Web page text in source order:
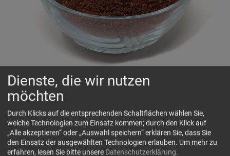
Sumach-Sommacco
🌿fein säuerlich, orientalischer Zauber
🗺 Herkunft
Sumach wird traditionell in den sonnigen Regionen des
Dienste, die wir nutzen
möchten
Durch Klicks auf die entsprechenden Schaltflächen wählen Sie,
welche Technologien zum Einsatz kommen; durch den Klick auf
„Alle akzeptieren“ oder „Auswahl speichern“ erklären Sie, dass Sie
den Einsatz der ausgewählten Technologien erlauben. Um mehr zu
erfahren, lesen Sie bitte unsere Datenschutzerklärung.